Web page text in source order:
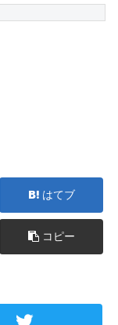
はてブ
コピー